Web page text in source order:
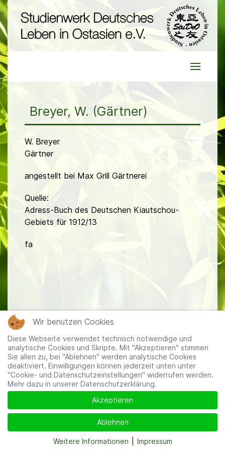
Breyer, W. (Gärtner)
W. Breyer
Gärtner
angestellt bei Max Grill Gärtnerei
Quelle:
Adress-Buch des Deutschen Kiautschou-
Gebiets für 1912/13
fa
Mitglieder| Impressum|Datenschutzerklärung
Wir benutzen Cookies
Diese Webseite verwendet technisch notwendige und
analytische Cookies und Skripte. Mit "Akzeptieren" stimmen
Sie allen zu, bei "Ablehnen" werden analytische Cookies
deaktiviert. Einwilligungen können jederzeit unten unter
"Cookie- und Datenschutzeinstellungen" widerrufen werden.
Mehr dazu in unserer Datenschutzerklärung.
Akzeptieren
Ablehnen
Weitere Informationen Impressum